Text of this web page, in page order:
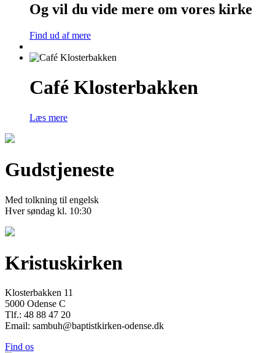
Og vil du vide mere om vores kirke
Find ud af mere
Café Klosterbakken
Læs mere
Gudstjeneste
Med tolkning til engelsk
Hver søndag kl. 10:30
Kristuskirken
Klosterbakken 11
5000 Odense C
Tlf.: 48 88 47 20
Email: sambuh@baptistkirken-odense.dk
Find os